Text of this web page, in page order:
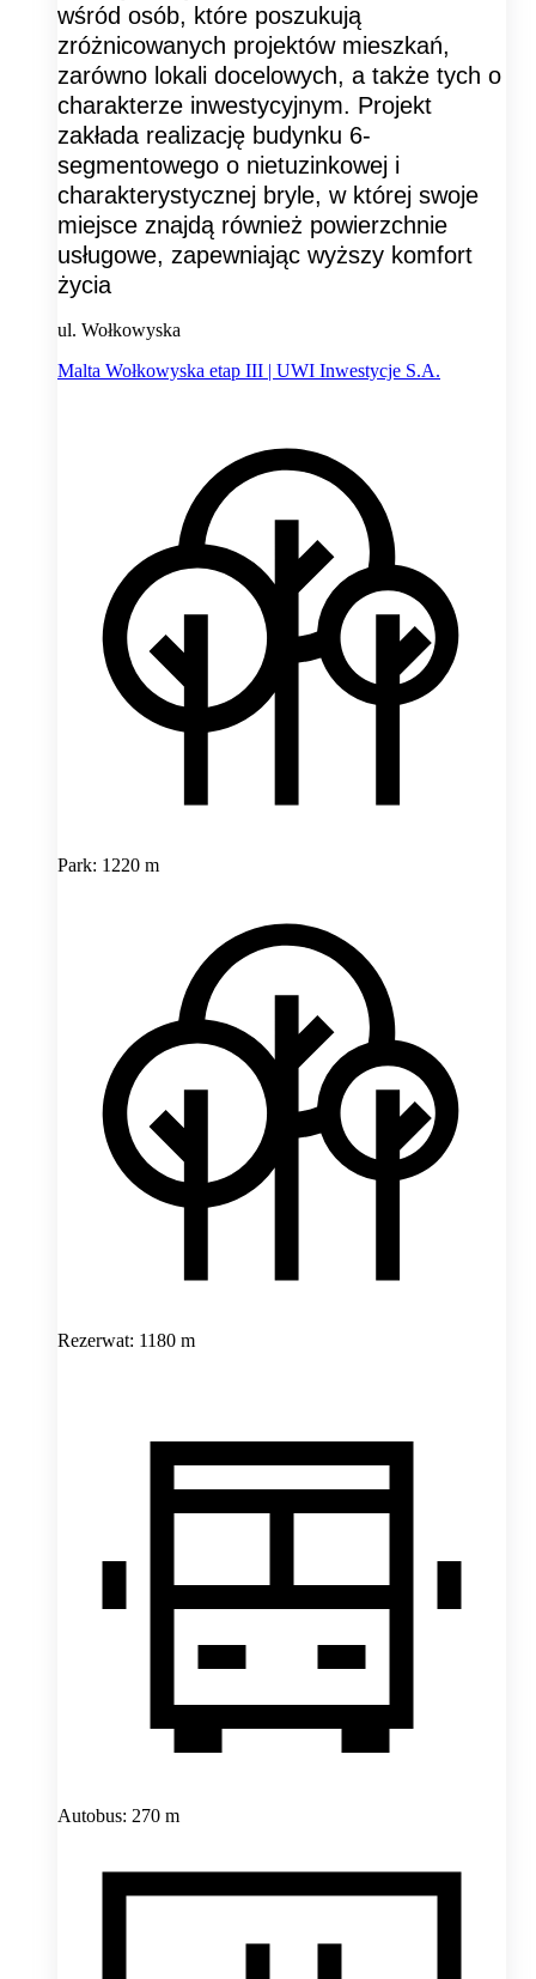
wśród osób, które poszukują
zróżnicowanych projektów mieszkań,
zarówno lokali docelowych, a także tych o
charakterze inwestycyjnym. Projekt
zakłada realizację budynku 6-
segmentowego o nietuzinkowej i
charakterystycznej bryle, w której swoje
miejsce znajdą również powierzchnie
usługowe, zapewniając wyższy komfort
życia
ul. Wołkowyska
Malta Wołkowyska etap III | UWI Inwestycje S.A.
Park: 1220 m
Rezerwat: 1180 m
Autobus: 270 m